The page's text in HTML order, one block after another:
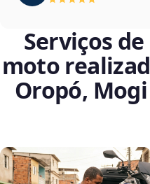
Serviços
moto
Oropó, Mogi